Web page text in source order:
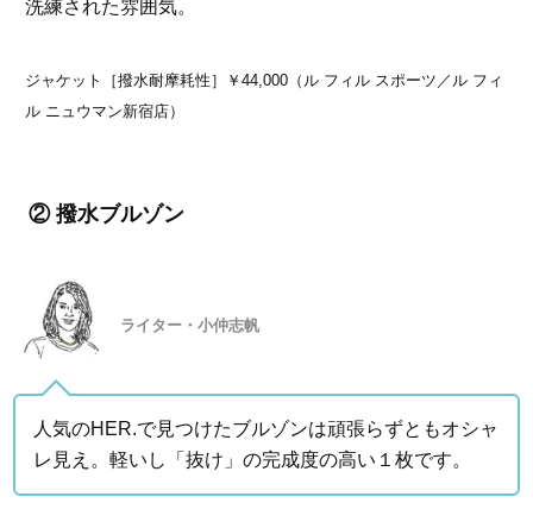
洗練された雰囲気。
ジャケット［撥水耐摩耗性］￥44,000（ル フィル スポーツ／ル フィ
ル ニュウマン新宿店）
② 撥水ブルゾン
ライター・小仲志帆
人気のHER.で見つけたブルゾンは頑張らずともオシャ
レ見え。軽いし「抜け」の完成度の高い１枚です。